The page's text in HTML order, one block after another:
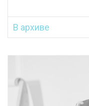
В архиве